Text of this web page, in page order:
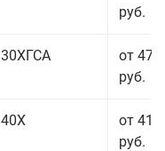
руб.
30ХГСА
от 47
руб.
40Х
от 41
руб.